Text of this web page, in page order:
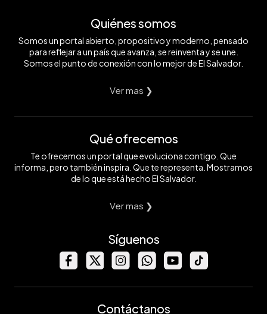
Quiénes somos
Somos un portal abierto, propositivo y moderno, pensado
para reflejar a un país que avanza, se reinventa y se une.
Somos el punto de conexión con lo mejor de El Salvador.
Ver mas ❯
Qué ofrecemos
Te ofrecemos un portal que evoluciona contigo. Que
informa, pero también inspira. Que te representa. Mostramos
de lo que está hecho El Salvador.
Ver mas ❯
Síguenos
Contáctanos